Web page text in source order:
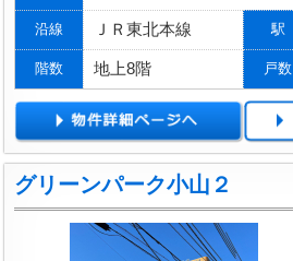
沿線 ＪＲ東北本線 駅
階数 地上8階 戸数
グリーンパーク小山２